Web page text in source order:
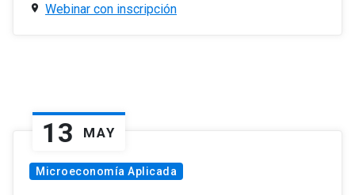
Webinar con inscripción
13 MAY
Microeconomía Aplicada